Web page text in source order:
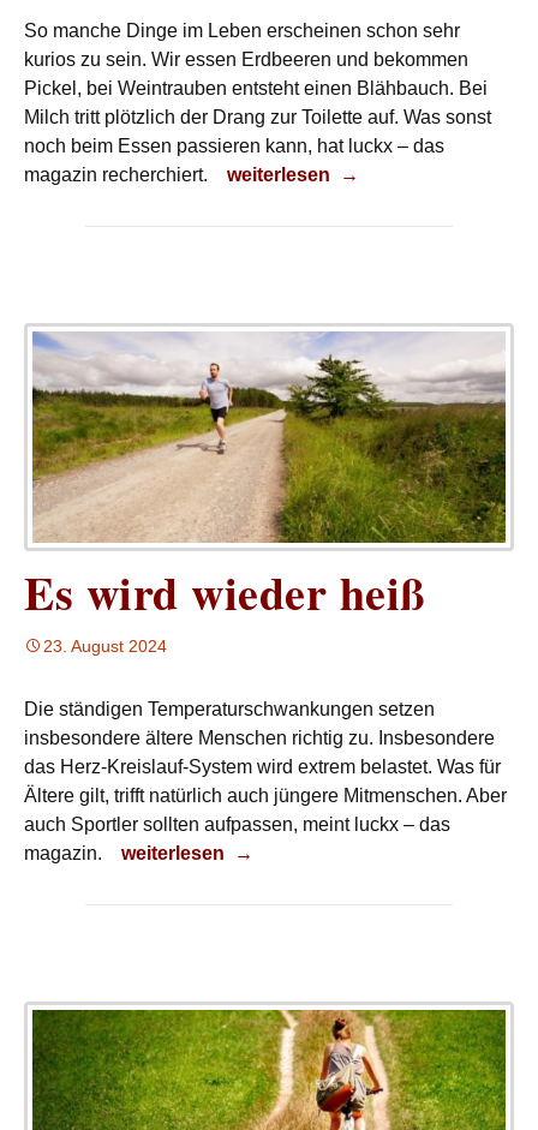
So manche Dinge im Leben erscheinen schon sehr
kurios zu sein. Wir essen Erdbeeren und bekommen
Pickel, bei Weintrauben entsteht einen Blähbauch. Bei
Milch tritt plötzlich der Drang zur Toilette auf. Was sonst
noch beim Essen passieren kann, hat luckx – das
magazin recherchiert.
Schmeckst wenigstens?
weiterlesen →
Es wird wieder heiß
23. August 2024
Die ständigen Temperaturschwankungen setzen
insbesondere ältere Menschen richtig zu. Insbesondere
das Herz-Kreislauf-System wird extrem belastet. Was für
Ältere gilt, trifft natürlich auch jüngere Mitmenschen. Aber
auch Sportler sollten aufpassen, meint luckx – das
magazin.
Es wird wieder heiß
weiterlesen →